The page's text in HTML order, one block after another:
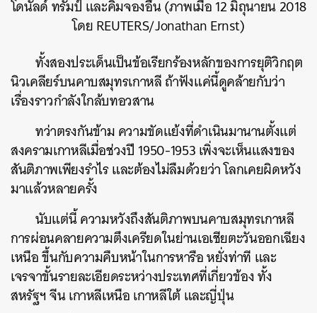
โดนัลด์ ทรัมป์ และคิมจองอึน (ภาพเมื่อ 12 มิถุนายน 2018
โดย REUTERS/Jonathan Ernst)
ทั้งสองประเด็นเป็นข้อเรียกร้องหลักของการยุติวิกฤต
นิวเคลียร์บนคาบสมุทรเกาหลี ถ้าฟังแค่นี้ดูคล้ายกับว่า
เรื่องราวกำลังใกล้บทอวสาน
ทว่าตรงกันข้าม ความขัดแย้งที่ดำเนินมานานตั้งแต่
สงครามเกาหลีเมื่อช่วงปี 1950-1953 เพิ่งจะเห็นแสงของ
สันติภาพเพียงรำไร และต้องไม่ลืมด้วยว่า โลกเคยผิดหวัง
มาแล้วหลายครั้ง
นับแต่นี้ ความหวังถึงสันติภาพบนคาบสมุทรเกาหลี
การผ่อนคลายความตึงเครียดในย่านเอเชียตะวันออกเฉียง
เหนือ ขึ้นกับความคืบหน้าในการหารือ หยั่งท่าที และ
เจรจาขั้นรายละเอียดระหว่างประเทศที่เกี่ยวข้อง ทั้ง
สหรัฐฯ จีน เกาหลีเหนือ เกาหลีใต้ และญี่ปุ่น